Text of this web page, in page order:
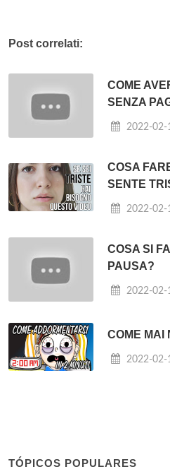
Post correlati:
COME
SENZA
2022-02-
COSA
SENTE
2022-02-
COSA SI
PAUSA?
2022-02-
COME MAI
2022-02-
TÓPICOS POPULARES